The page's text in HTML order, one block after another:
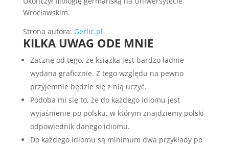
Wrocławskim.
Strona autora: Gerlic.pl
KILKA UWAG ODE MNIE
Zacznę od tego, że książka jest bardzo ładnie
wydana graficznie. Z tego względu na pewno
przyjemnie będzie się z nią uczyć.
Podoba mi się to, że do każdego idiomu jest
wyjaśnienie po polsku, w którym znajdziemy polski
odpowiednik danego idiomu.
Do każdego idiomu są minimum dwa przykłady po